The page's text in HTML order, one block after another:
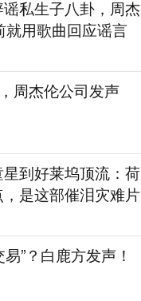
私生子八卦，周杰
就用歌曲回应谣言
周杰伦公司发声
到好莱坞顶流：荷
是这部催泪灾难片
”？白鹿方发声！